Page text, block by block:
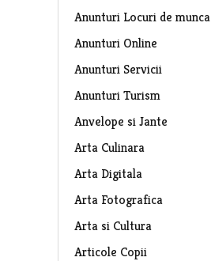
Anunturi Locuri de munca
Anunturi Online
Anunturi Servicii
Anunturi Turism
Anvelope si Jante
Arta Culinara
Arta Digitala
Arta Fotografica
Arta si Cultura
Articole Copii